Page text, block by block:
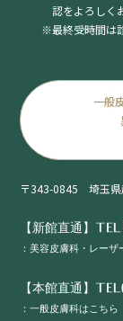
認をよろしく
最終受時間は
一般
〒343-0845 埼玉県
【新館直通】TEL
：美容皮膚科・レー
【本館直通】TEL
：一般皮膚科はこちら